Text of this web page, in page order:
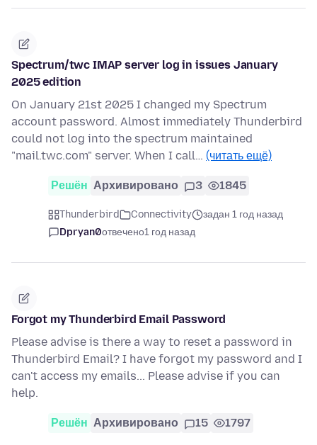
Spectrum/twc IMAP server log in issues January
2025 edition
On January 21st 2025 I changed my Spectrum
account password. Almost immediately Thunderbird
could not log into the spectrum maintained
"mail.twc.com" server. When I call… (читать ещё)
Решён Архивировано 3 1845
Thunderbird Connectivity
задан 1 год назад
Dpryan0отвечено1 год назад
Forgot my Thunderbird Email Password
Please advise is there a way to reset a password in
Thunderbird Email? I have forgot my password and I
can't access my emails... Please advise if you can
help.
Решён Архивировано 15 1797